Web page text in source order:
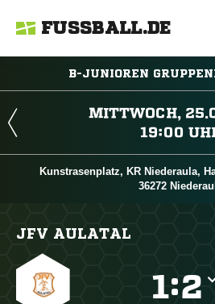
FUSSBALL.DE
B-JUNIOREN


Kunstrasenplatz, KR Niederaula,
36272
JFV AULATAL
: